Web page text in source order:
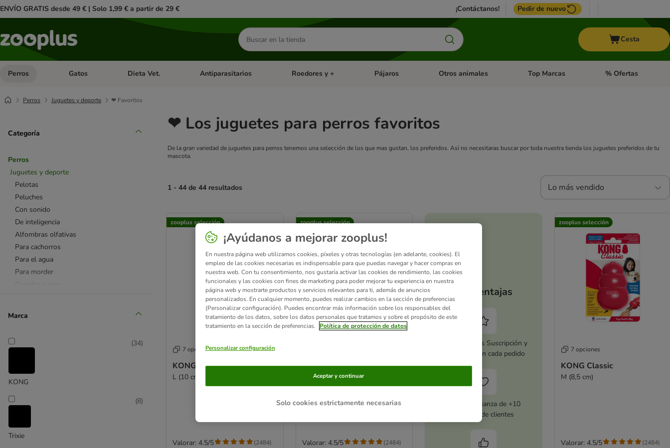
ENVÍO GRATIS desde 49 € | Solo 1,99 € a partir de 29 € ¡Contáctanos! Pedir de nuevo
Buscar
productos
Cesta
Perros Menú de categoria abierto: Perros
Gatos Menú de categoria abierto: Gatos
Dieta Vet. Menú de categoria abierto: Dieta Vet.
Antiparasitarios Menú de categoria abierto: Antiparasitarios
Roedores y + Menú de categoria abierto: Roedores y +
Pájaros Menú de categoria abierto: Pájaros
Otros animales Menú de categoria abierto: Otros animales
Top Marcas Menú de categoria
% Ofertas
Perros Juguetes y deporte ❤ Favoritos
Categoría
Perros
Juguetes y deporte
Pelotas
Peluches
Con sonido
De inteligencia
Alfombras olfativas
Para cachorros
Para el agua
Para morder
🎅 Juguetes navideños
KONG
Chuckit!
Nomad Tales
Canicross
Marca
KONG
(34)
Trixie
(8)
❤ Los juguetes para perros favoritos
De la gran variedad de juguetes para perros tenemos una selección de los que mas gustan, los preferidos. Así no necesitaras buscar por toda nuestra tienda los juguetes preferidos de tu
mascota.
1 - 44 de 44 resultados Lo más vendido
zooplus selección
7 opciones
KONG Classic
L (10 cm)
Valorar: 4.5/5 (2484)
zooplus selección
KONG Classic
S: aprox. 7 cm
Valorar: 4.5/5 (2484)
Tus ventajas
Activa zooplus Suscripción y
ahorra 5 % en cada pedido
Con la confianza de +10
millones de clientes
zooplus selección
7 opciones
KONG Classic
M (8,5 cm)
Valorar: 4.5/5 (2484)
¡Ayúdanos a mejorar zooplus!
En nuestra página web utilizamos cookies, píxeles y otras tecnologías (en adelante, cookies). El
empleo de las cookies necesarias es indispensable para que puedas navegar y hacer compras en
nuestra web. Con tu consentimiento, nos gustaría activar las cookies de rendimiento, las cookies
funcionales y las cookies con fines de marketing para poder mejorar tu experiencia en nuestra
página web y mostrarte productos y servicios relevantes para ti, además de anuncios
personalizados. En cualquier momento, puedes realizar cambios en la sección de preferencias
(Personalizar configuración). Puedes encontrar más información sobre los responsables del
tratamiento de los datos, sobre los datos personales que tratamos y sobre el propósito de este
tratamiento en la sección de preferencias.
Política de protección de datos
Personalizar configuración
Solo cookies estrictamente necesarias
Aceptar y continuar